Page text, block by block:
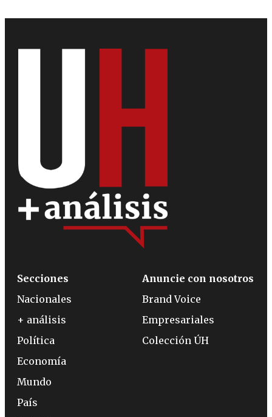
Secciones
Nacionales
+ análisis
Política
Economía
Mundo
País
Anuncie con nosotros
Brand Voice
Empresariales
Colección ÚH